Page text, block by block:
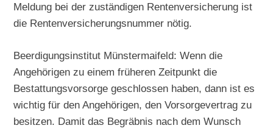
Meldung bei der zuständigen Rentenversicherung ist
die Rentenversicherungsnummer nötig.
Beerdigungsinstitut Münstermaifeld: Wenn die
Angehörigen zu einem früheren Zeitpunkt die
Bestattungsvorsorge geschlossen haben, dann ist es
wichtig für den Angehörigen, den Vorsorgevertrag zu
besitzen. Damit das Begräbnis nach dem Wunsch